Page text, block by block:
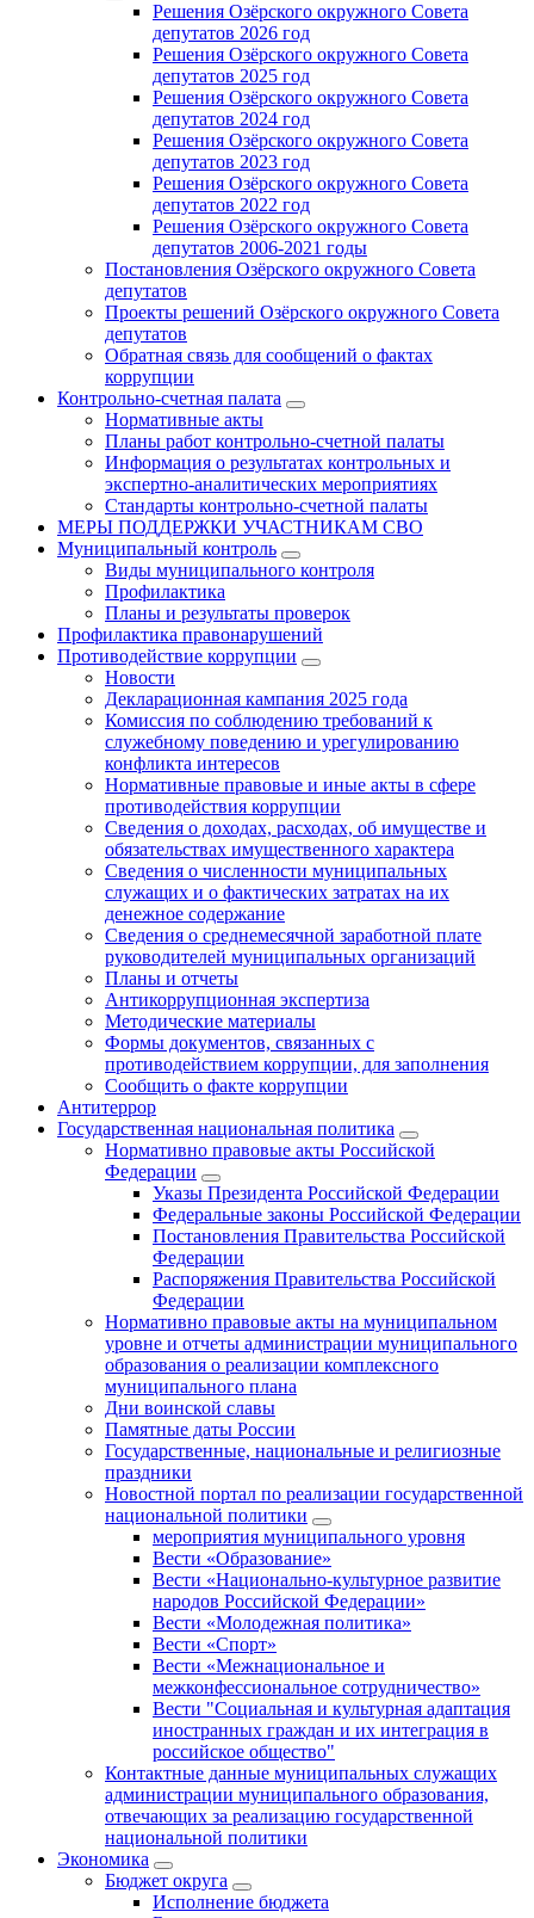
Решения Озёрского окружного Совета
депутатов 2026 год
Решения Озёрского окружного Совета
депутатов 2025 год
Решения Озёрского окружного Совета
депутатов 2024 год
Решения Озёрского окружного Совета
депутатов 2023 год
Решения Озёрского окружного Совета
депутатов 2022 год
Решения Озёрского окружного Совета
депутатов 2006-2021 годы
Постановления Озёрского окружного Совета
депутатов
Проекты решений Озёрского окружного Совета
депутатов
Обратная связь для сообщений о фактах
коррупции
Контрольно-счетная палата
Нормативные акты
Планы работ контрольно-счетной палаты
Информация о результатах контрольных и
экспертно-аналитических мероприятиях
Стандарты контрольно-счетной палаты
МЕРЫ ПОДДЕРЖКИ УЧАСТНИКАМ СВО
Муниципальный контроль
Виды муниципального контроля
Профилактика
Планы и результаты проверок
Профилактика правонарушений
Противодействие коррупции
Новости
Декларационная кампания 2025 года
Комиссия по соблюдению требований к
служебному поведению и урегулированию
конфликта интересов
Нормативные правовые и иные акты в сфере
противодействия коррупции
Сведения о доходах, расходах, об имуществе и
обязательствах имущественного характера
Сведения о численности муниципальных
служащих и о фактических затратах на их
денежное содержание
Сведения о среднемесячной заработной плате
руководителей муниципальных организаций
Планы и отчеты
Антикоррупционная экспертиза
Методические материалы
Формы документов, связанных с
противодействием коррупции, для заполнения
Сообщить о факте коррупции
Антитеррор
Государственная национальная политика
Нормативно правовые акты Российской
Федерации
Указы Президента Российской Федерации
Федеральные законы Российской Федерации
Постановления Правительства Российской
Федерации
Распоряжения Правительства Российской
Федерации
Нормативно правовые акты на муниципальном
уровне и отчеты администрации муниципального
образования о реализации комплексного
муниципального плана
Дни воинской славы
Памятные даты России
Государственные, национальные и религиозные
праздники
Новостной портал по реализации государственной
национальной политики
мероприятия муниципального уровня
Вести «Образование»
Вести «Национально-культурное развитие
народов Российской Федерации»
Вести «Молодежная политика»
Вести «Спорт»
Вести «Межнациональное и
межконфессиональное сотрудничество»
Вести "Социальная и культурная адаптация
иностранных граждан и их интеграция в
российское общество"
Контактные данные муниципальных служащих
администрации муниципального образования,
отвечающих за реализацию государственной
национальной политики
Экономика
Бюджет округa
Исполнение бюджета